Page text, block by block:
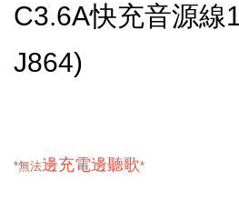
C3.6A快充音源線
J864)
*無法邊充電邊聽歌*